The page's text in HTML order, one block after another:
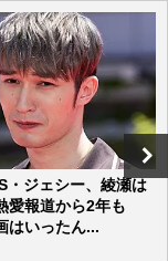
・ジェシー、綾瀬は
愛報道から2年も
はいったん...